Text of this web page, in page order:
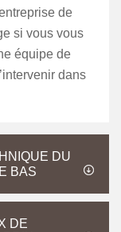
de
si vous vous
équipe de
dans
DU
BAS
DE